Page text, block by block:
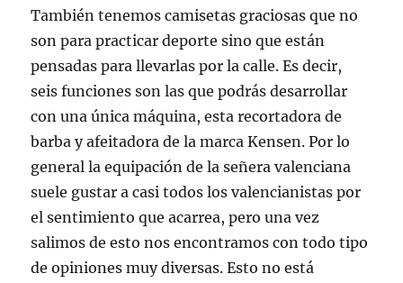
También tenemos camisetas graciosas que no
son para practicar deporte sino que están
pensadas para llevarlas por la calle. Es decir,
seis funciones son las que podrás desarrollar
con una única máquina, esta recortadora de
barba y afeitadora de la marca Kensen. Por lo
general la equipación de la señera valenciana
suele gustar a casi todos los valencianistas por
el sentimiento que acarrea, pero una vez
salimos de esto nos encontramos con todo tipo
de opiniones muy diversas. Esto no está